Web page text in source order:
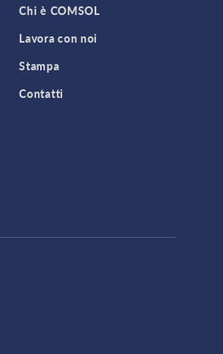
Chi è COMSOL
Lavora con noi
Stampa
Contatti